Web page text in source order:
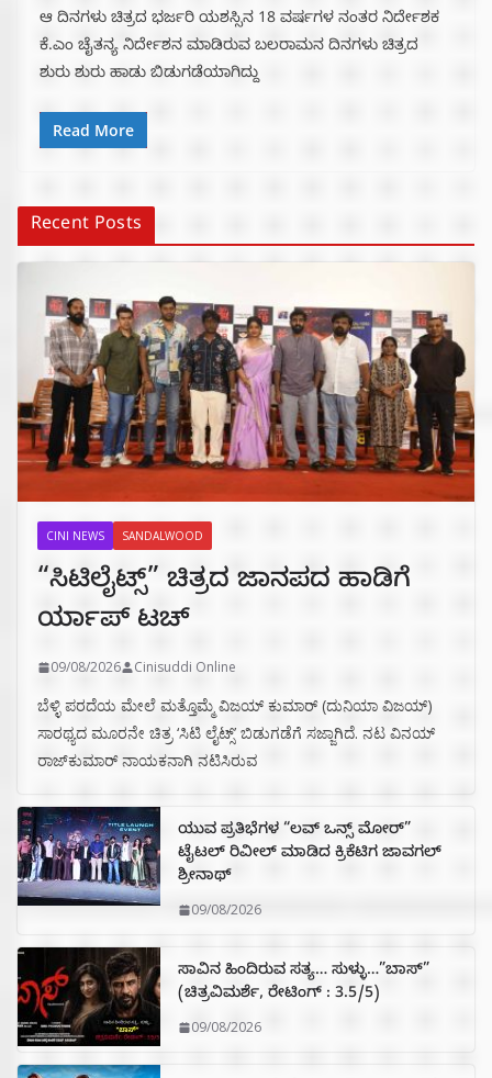
ಆ ದಿನಗಳು ಚಿತ್ರದ ಭರ್ಜರಿ ಯಶಸ್ಸಿನ 18 ವರ್ಷಗಳ ನಂತರ ನಿರ್ದೇಶಕ
ಕೆ.ಎಂ ಚೈತನ್ಯ ನಿರ್ದೇಶನ ಮಾಡಿರುವ ಬಲರಾಮನ ದಿನಗಳು ಚಿತ್ರದ
ಶುರು ಶುರು ಹಾಡು ಬಿಡುಗಡೆಯಾಗಿದ್ದು
Read More
Recent Posts
CINI NEWS SANDALWOOD
“ಸಿಟಿಲೈಟ್ಸ್‌” ಚಿತ್ರದ ಜಾನಪದ ಹಾಡಿಗೆ
ರ್ಯಾಪ್‌ ಟಚ್‌
09/08/2026 Cinisuddi Online
ಬೆಳ್ಳಿ ಪರದೆಯ ಮೇಲೆ ಮತ್ತೊಮ್ಮೆ ವಿಜಯ್ ಕುಮಾರ್ (ದುನಿಯಾ ವಿಜಯ್)
ಸಾರಥ್ಯದ ಮೂರನೇ ಚಿತ್ರ ‘ಸಿಟಿ ಲೈಟ್ಸ್’ ಬಿಡುಗಡೆಗೆ ಸಜ್ಜಾಗಿದೆ. ನಟ ವಿನಯ್
ರಾಜ್‌ಕುಮಾರ್ ನಾಯಕನಾಗಿ ನಟಿಸಿರುವ
ಯುವ ಪ್ರತಿಭೆಗಳ “ಲವ್ ಒನ್ಸ್ ಮೋರ್”
ಟೈಟಲ್ ರಿವೀಲ್ ಮಾಡಿದ ಕ್ರಿಕೆಟಿಗ ಜಾವಗಲ್
ಶ್ರೀನಾಥ್
09/08/2026
ಸಾವಿನ ಹಿಂದಿರುವ ಸತ್ಯ… ಸುಳ್ಳು…”ಬಾಸ್”
(ಚಿತ್ರವಿಮರ್ಶೆ, ರೇಟಿಂಗ್ : 3.5/5)
09/08/2026